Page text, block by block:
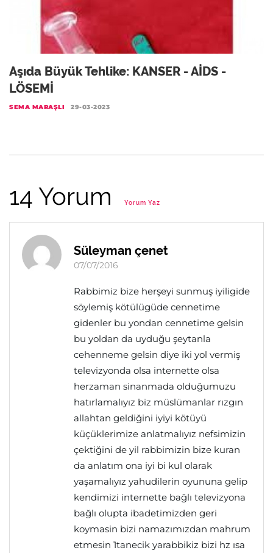
Aşıda Büyük Tehlike: KANSER - AİDS -
LÖSEMİ
SEMA MARAŞLI 29-03-2023
14 Yorum Yorum Yaz
Süleyman çenet
07/07/2016
Rabbimiz bize herşeyi sunmuş iyiligide
söylemiş kötülügüde cennetime
gidenler bu yondan cennetime gelsin
bu yoldan da uyduğu şeytanla
cehenneme gelsin diye iki yol vermiş
televizyonda olsa internette olsa
herzaman sinanmada olduğumuzu
hatırlamalıyız biz müslümanlar rızgın
allahtan geldiğini iyiyi kötüyü
küçüklerimize anlatmalıyız nefsimizin
çektiğini de yil rabbimizin bize kuran
da anlatım ona iyi bi kul olarak
yaşamalıyız yahudilerin oyununa gelip
kendimizi internette bağlı televizyona
bağlı olupta ibadetimizden geri
koymasin bizi namazımızdan mahrum
etmesin 1tanecik yarabbikiz bizi hz ısa